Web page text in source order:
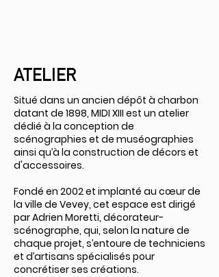
ATELIER
Situé dans un ancien dépôt à charbon
datant de 1898, MIDI XIII est un atelier
dédié à la conception de
scénographies et de muséographies
ainsi qu’à la construction de décors et
d'accessoires.
Fondé en 2002 et implanté au cœur de
la ville de Vevey, cet espace est dirigé
par Adrien Moretti, décorateur-
scénographe, qui, selon la nature de
chaque projet, s’entoure de techniciens
et d’artisans spécialisés pour
concrétiser ses créations.